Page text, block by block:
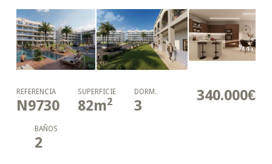
340.000€
REFERENCIA
N9730
SUPERFICIE
82m2
DORM.
3
BAÑOS
2